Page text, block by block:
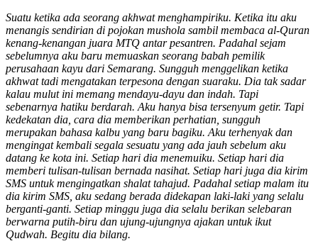
Suatu ketika ada seorang akhwat menghampiriku. Ketika itu aku
menangis sendirian di pojokan mushola sambil membaca al-Quran
kenang-kenangan juara MTQ antar pesantren. Padahal sejam
sebelumnya aku baru memuaskan seorang babah pemilik
perusahaan kayu dari Semarang. Sungguh menggelikan ketika
akhwat tadi mengatakan terpesona dengan suaraku. Dia tak sadar
kalau mulut ini memang mendayu-dayu dan indah. Tapi
sebenarnya hatiku berdarah. Aku hanya bisa tersenyum getir. Tapi
kedekatan dia, cara dia memberikan perhatian, sungguh
merupakan bahasa kalbu yang baru bagiku. Aku terhenyak dan
mengingat kembali segala sesuatu yang ada jauh sebelum aku
datang ke kota ini. Setiap hari dia menemuiku. Setiap hari dia
memberi tulisan-tulisan bernada nasihat. Setiap hari juga dia kirim
SMS untuk mengingatkan shalat tahajud. Padahal setiap malam itu
dia kirim SMS, aku sedang berada didekapan laki-laki yang selalu
berganti-ganti. Setiap minggu juga dia selalu berikan selebaran
berwarna putih-biru dan ujung-ujungnya ajakan untuk ikut
Qudwah. Begitu dia bilang.